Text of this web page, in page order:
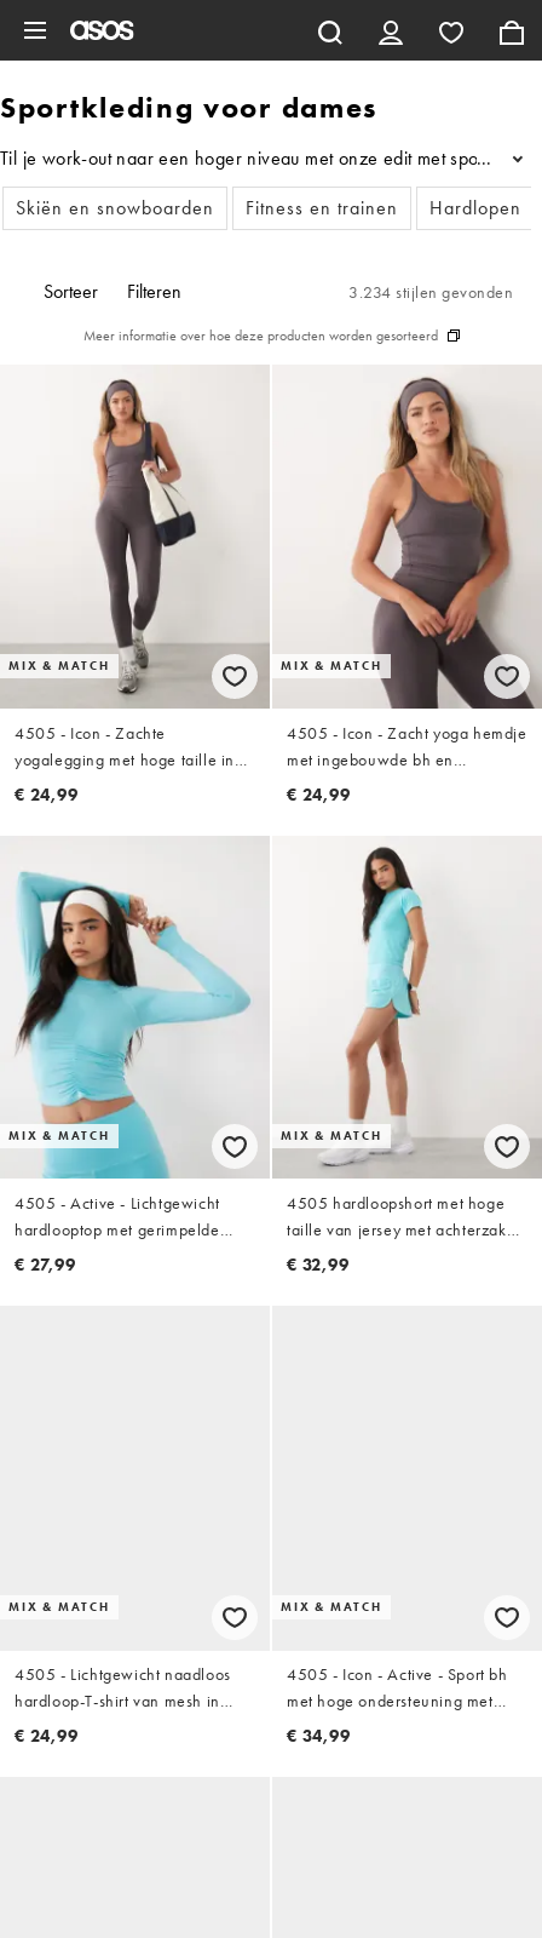
Sportkleding voor dames
Til je work-out naar een hoger niveau met onze edit met
...
Skiën en snowboarden
Fitness en trainen Hardlopen
Sorteer Filteren 3.234 stijlen gevonden
Meer informatie over hoe deze producten worden gesorteerd
MIX & MATCH
4505 - Icon - Zachte
yogalegging met hoge taille in
stormgrijs
€ 24,99
MIX & MATCH
4505 - Icon - Zacht yoga hemdje
met ingebouwde bh en
verstelbare bandjes in stormgrijs
€ 24,99
MIX & MATCH
4505 - Active - Lichtgewicht
hardlooptop met gerimpelde
voorkant en lange mouwen in
€ 27,99
MIX & MATCH
4505 hardloopshort met hoge
taille van jersey met achterzak
met rits en binnenbroekje in
€ 32,99
MIX & MATCH
4505 - Lichtgewicht naadloos
hardloop-T-shirt van mesh in
aqua
€ 24,99
MIX & MATCH
4505 - Icon - Active - Sport bh
met hoge ondersteuning met
uitneembare vulling en
€ 34,99